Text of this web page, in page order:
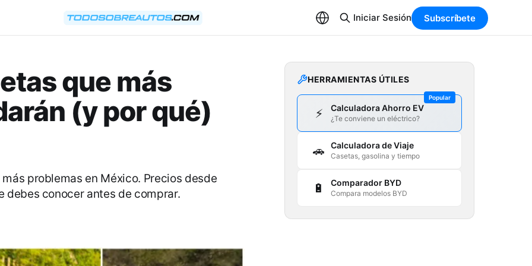
Iniciar Sesión Subscríbete
que más
(y por qué)
problemas en México. Precios desde
conocer antes de comprar.
HERRAMIENTAS ÚTILES
Popular
⚡ Calculadora Ahorro EV
¿Te conviene un eléctrico?
🚗 Calculadora de Viaje
Casetas, gasolina y tiempo
🔋 Comparador BYD
Compara modelos BYD